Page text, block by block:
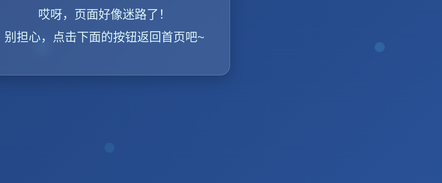
哎呀，页面好像迷路了！
别担心，点击下面的按钮返回首页吧~